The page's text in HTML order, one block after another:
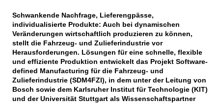
Schwankende Nachfrage, Lieferengpässe,
individualisierte Produkte: Auch bei dynamischen
Veränderungen wirtschaftlich produzieren zu können,
stellt die Fahrzeug- und Zulieferindustrie vor
Herausforderungen. Lösungen für eine schnelle, flexible
und effiziente Produktion entwickelt das Projekt Software-
defined Manufacturing für die Fahrzeug- und
Zulieferindustrie (SDM4FZI), in dem unter der Leitung von
Bosch sowie dem Karlsruher Institut für Technologie (KIT)
und der Universität Stuttgart als Wissenschaftspartner